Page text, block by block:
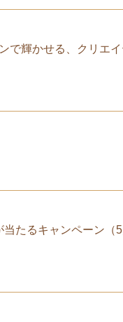
で輝かせる、クリエ
当たるキャンペーン（